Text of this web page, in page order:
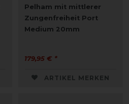
Pelham mit mittlerer
Zungenfreiheit Port
Medium 20mm
179,95 € *
ARTIKEL MERKEN